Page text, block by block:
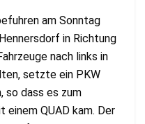
am Sonntag
in Richtung
nach links in
setzte ein PKW
so dass es zum
QUAD kam. Der